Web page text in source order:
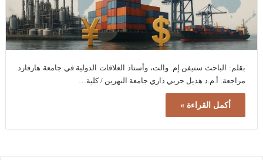
بقلم: الباحث ستيفن إم. والت، وأستاذ العلاقات الدولية في جامعة هارفارد
مراجعة: أ.م.د هديل حربي ذاري جامعة النهرين / كلية…
أكمل القراءة »